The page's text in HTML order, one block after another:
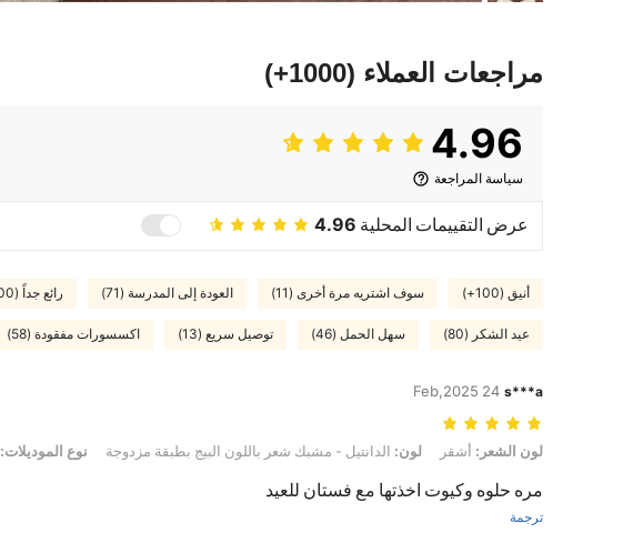
مراجعات العملاء (1000+)
4.96
سياسة المراجعة
عرض التقييمات المحلية 4.96
أنيق (100+) سوف اشتريه مرة أخرى (11) العودة إلى المدرسة (71) رائع جداً (500+)
عيد الشكر (80) سهل الحمل (46) توصيل سريع (13) اكسسورات مفقودة (58)
s***a
24 Feb,2025
لون الشعر: أشقر, لون: الدانتيل - مشبك شعر باللون البيج بطبقة مزدوجة, نوع الموديلات: 2 حزمة, مقاس: مقاس واحد
لون الشعر: أشقر لون: الدانتيل - مشبك شعر باللون البيج بطبقة مزدوجة نوع الموديلات:
مره حلوه وكيوت اخذتها مع فستان للعيد
ترجمة